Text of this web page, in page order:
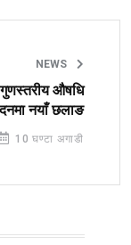
NEWS
औषधि
नयाँ छलाङ
10 घण्टा अगाडी